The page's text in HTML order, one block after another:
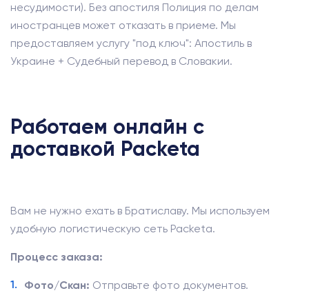
несудимости). Без апостиля Полиция по делам
иностранцев может отказать в приеме. Мы
предоставляем услугу "под ключ": Апостиль в
Украине + Судебный перевод в Словакии.
Работаем онлайн с
доставкой Packeta
Вам не нужно ехать в Братиславу. Мы используем
удобную логистическую сеть Packeta.
Процесс заказа:
Фото/Скан: Отправьте фото документов.